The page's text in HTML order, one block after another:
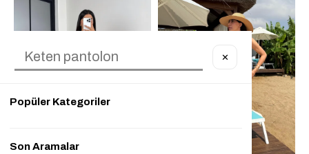
✕
Popüler Kategoriler
Son Aramalar